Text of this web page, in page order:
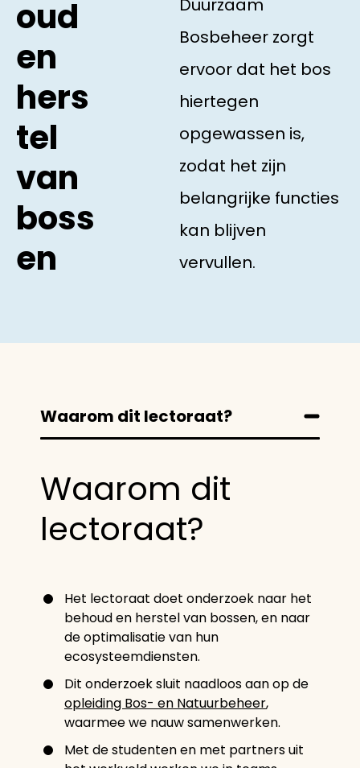
oud
en
hers
tel
van
boss
en
Duurzaam
Bosbeheer zorgt
ervoor dat het bos
hiertegen
opgewassen is,
zodat het zijn
belangrijke functies
kan blijven
vervullen.
Waarom dit lectoraat?
Waarom dit
lectoraat?
Het lectoraat doet onderzoek naar het
behoud en herstel van bossen, en naar
de optimalisatie van hun
ecosysteemdiensten.
Dit onderzoek sluit naadloos aan op de
opleiding Bos- en Natuurbeheer,
waarmee we nauw samenwerken.
Met de studenten en met partners uit